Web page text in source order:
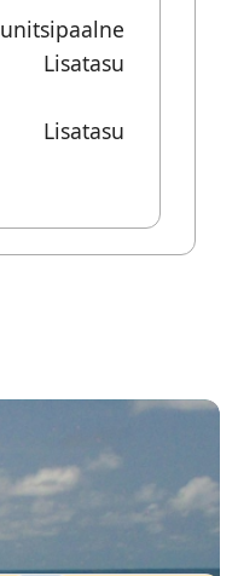
Lisatasu
Lisatasu